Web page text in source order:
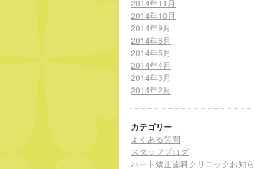
2014年11月
2014年10月
2014年9月
2014年8月
2014年5月
2014年4月
2014年3月
2014年2月
カテゴリー
よくある質問
スタッフブログ
ハート矯正歯科クリニックお知ら